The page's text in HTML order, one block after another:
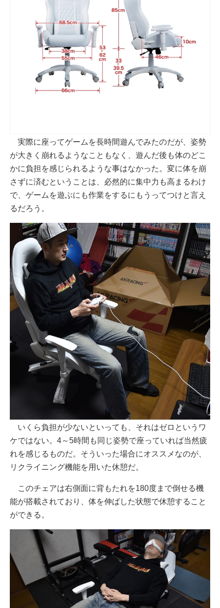
実際に座ってゲームを長時間遊んでみたのだが、姿勢
が大きく崩れるようなこともなく、遊んだ後も体のどこ
かに負担を感じられるような事はなかった。変に体を崩
さずに済むということは、必然的に集中力も高まるわけ
で、ゲームを遊ぶにも作業をするにもうってつけと言え
るだろう。
いくら負担が少ないといっても、それはゼロというワ
ケではない。4～5時間も同じ姿勢で座っていれば当然疲
れを感じるものだ。そういった場合にオススメなのが、
リクライニング機能を用いた休憩だ。
このチェアは右側面に背もたれを180度まで倒せる機
能が搭載されており、体を伸ばした状態で休憩すること
ができる。